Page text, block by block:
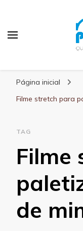
Página inicial
Filme stretch para
TAG
Filme
de